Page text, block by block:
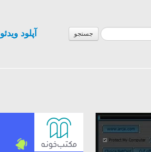
جستجو آپلود ویدئو